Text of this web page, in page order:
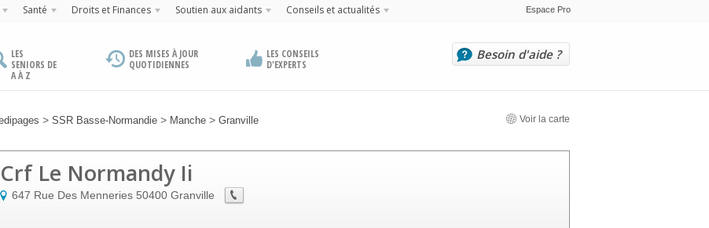
Santé Droits et Finances Soutien aux aidants Conseils et actualités Espace Pro
LES
SENIORS DE
A À Z
DES MISES À JOUR
QUOTIDIENNES
LES CONSEILS
D'EXPERTS
Besoin d'aide ?
> SSR Basse-Normandie > Manche > Granville Voir la carte
Crf Le Normandy Ii
647 Rue Des Menneries 50400 Granville